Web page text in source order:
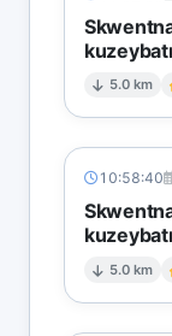
5.0 km
10:58:40
5.0 km